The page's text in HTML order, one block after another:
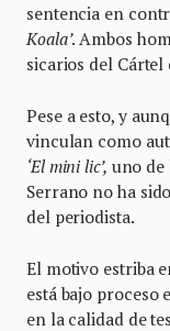
sentencia en
Koala’. Ambos
sicarios del Cártel
Pese a esto, y
vinculan como
‘El mini lic’, uno de
Serrano no ha
del periodista.
El motivo estriba
está bajo proceso
en la calidad de